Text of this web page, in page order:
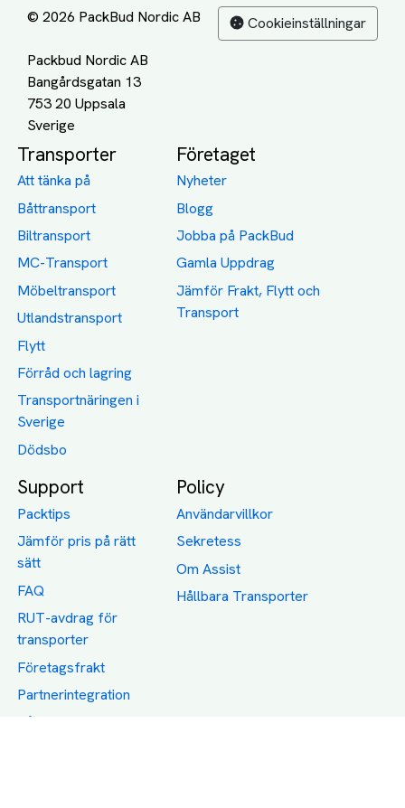
© 2026 PackBud Nordic AB
Packbud Nordic AB
Bangårdsgatan 13
753 20 Uppsala
Cookieinställningar
Transporter
Att tänka på
Båttransport
Biltransport
MC-Transport
Möbeltransport
Utlandstransport
Flytt
Förråd och lagring
Transportnäringen i
Sverige
Dödsbo
Företaget
Nyheter
Blogg
Jobba på PackBud
Gamla Uppdrag
Jämför Frakt, Flytt och
Transport
Support
Packtips
Jämför pris på rätt
sätt
FAQ
RUT-avdrag för
transporter
Företagsfrakt
Partnerintegration
Så funkar det
Policy
Användarvillkor
Sekretess
Om Assist
Hållbara Transporter